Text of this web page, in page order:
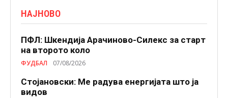
НАЈНОВО
ПФЛ: Шкендија Арачиново-Силекс за старт
на второто коло
ФУДБАЛ 07/08/2026
Стојановски: Ме радува енергијата што ја
видов